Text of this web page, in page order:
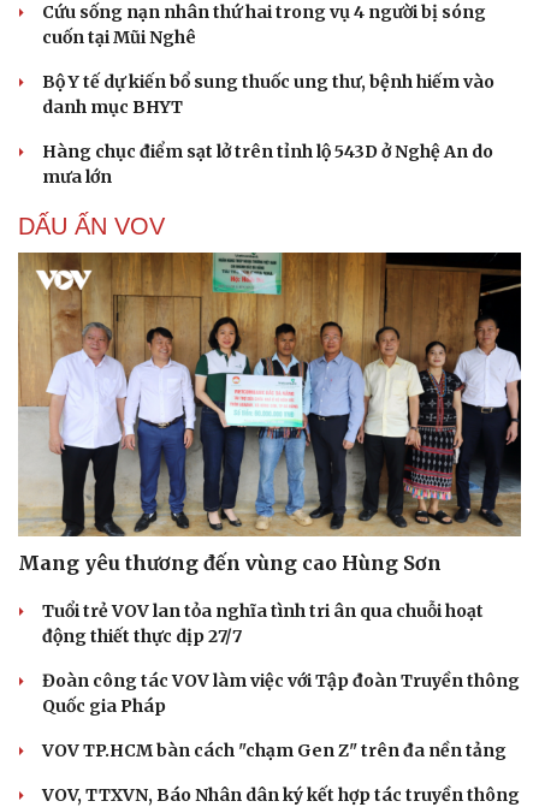
Cải chính
Cứu sống nạn nhân thứ hai trong vụ 4 người bị sóng
cuốn tại Mũi Nghê
Bộ Y tế dự kiến bổ sung thuốc ung thư, bệnh hiếm vào
danh mục BHYT
Hàng chục điểm sạt lở trên tỉnh lộ 543D ở Nghệ An do
mưa lớn
DẤU ẤN VOV
Mang yêu thương đến vùng cao Hùng Sơn
Tuổi trẻ VOV lan tỏa nghĩa tình tri ân qua chuỗi hoạt
động thiết thực dịp 27/7
Đoàn công tác VOV làm việc với Tập đoàn Truyền thông
Quốc gia Pháp
VOV TP.HCM bàn cách "chạm Gen Z" trên đa nền tảng
VOV, TTXVN, Báo Nhân dân ký kết hợp tác truyền thông